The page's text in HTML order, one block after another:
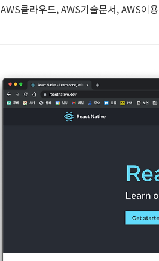
AWS클라우드, AWS기술문서, AWS이